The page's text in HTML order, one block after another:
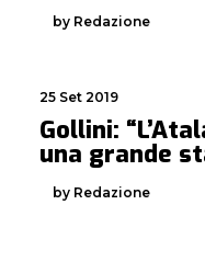
by Redazione
25 Set 2019
Gollini:
una grande
by Redazione